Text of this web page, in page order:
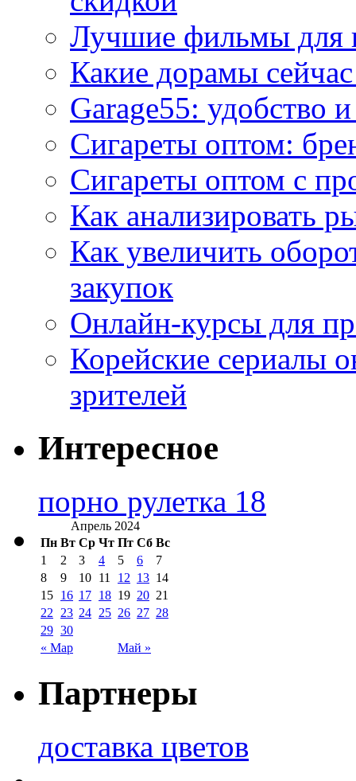
Лучшие фильмы для
Какие дорамы
Garage55: удобство
Сигареты оптом:
Сигареты оптом с
Как анализировать
Как увеличить
закупок
Онлайн-курсы для
Корейские сериалы
зрителей
Интересное
порно рулетка 18
Апрель 2024
Пн Вт Ср Чт Пт Сб Вс
« Мар Май »
1 2 3 4 5 6
7
8
9 10 11 12 13 14
15 16 17 18 19 20 21
22
23 24 25 26 27 28
29 30
Партнеры
доставка цветов